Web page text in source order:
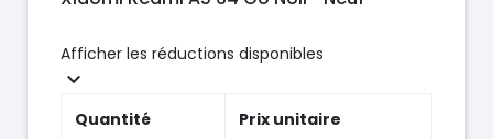
Afficher les réductions disponibles

Quantité Prix unitaire